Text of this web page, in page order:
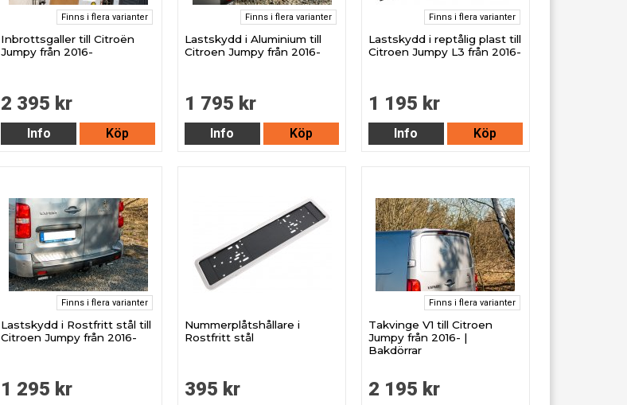
Finns i flera varianter
Inbrottsgaller till Citroën
Jumpy från 2016-
2 395 kr
Info Köp
Finns i flera varianter
Lastskydd i Aluminium till
Citroen Jumpy från 2016-
1 795 kr
Info Köp
Finns i flera varianter
Lastskydd i reptålig plast till
Citroen Jumpy L3 från 2016-
1 195 kr
Info Köp
Finns i flera varianter
Lastskydd i Rostfritt stål till
Citroen Jumpy från 2016-
1 295 kr
Nummerplåtshållare i
Rostfritt stål
395 kr
Finns i flera varianter
Takvinge V1 till Citroen
Jumpy från 2016- |
Bakdörrar
2 195 kr